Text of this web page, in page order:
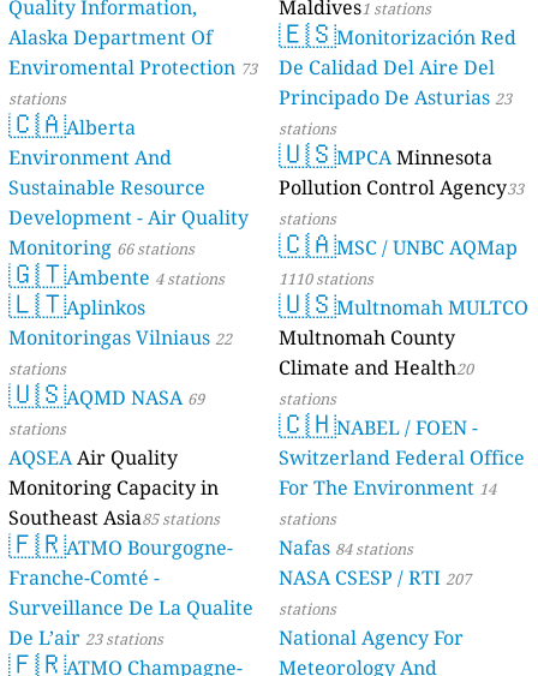
Quality Information,
Alaska Department Of
Enviromental Protection 73
stations
🇨🇦Alberta
Environment And
Sustainable Resource
Development - Air Quality
Monitoring 66 stations
🇬🇹Ambente 4 stations
🇱🇹Aplinkos
Monitoringas Vilniaus 22
stations
🇺🇸AQMD NASA 69
stations
AQSEAAir Quality
Monitoring Capacity in
Southeast Asia85 stations
🇫🇷ATMO Bourgogne-
Franche-Comté -
Surveillance De La Qualite
De L’air 23 stations
🇫🇷ATMO Champagne-
Maldives1 stations
🇪🇸Monitorización Red
De Calidad Del Aire Del
Principado De Asturias 23
stations
🇺🇸MPCAMinnesota
Pollution Control Agency33
stations
🇨🇦MSC / UNBC AQMap
1110 stations
🇺🇸Multnomah MULTCO
Multnomah County
Climate and Health20
stations
🇨🇭NABEL / FOEN -
Switzerland Federal Office
For The Environment 14
stations
Nafas 84 stations
NASA CSESP / RTI 207
stations
National Agency For
Meteorology And